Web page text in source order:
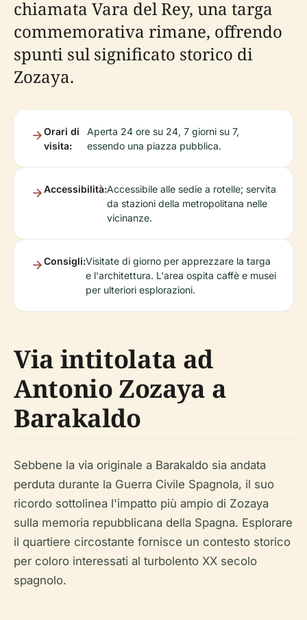
chiamata Vara del Rey, una targa
commemorativa rimane, offrendo
spunti sul significato storico di
Zozaya.
Orari di
visita:
Aperta 24 ore su 24, 7 giorni su 7,
essendo una piazza pubblica.
Accessibilità:Accessibile alle sedie a rotelle; servita
da stazioni della metropolitana nelle
vicinanze.
Consigli:Visitate di giorno per apprezzare la targa
e l'architettura. L'area ospita caffè e musei
per ulteriori esplorazioni.
Via intitolata ad
Antonio Zozaya a
Barakaldo
Sebbene la via originale a Barakaldo sia andata
perduta durante la Guerra Civile Spagnola, il suo
ricordo sottolinea l'impatto più ampio di Zozaya
sulla memoria repubblicana della Spagna. Esplorare
il quartiere circostante fornisce un contesto storico
per coloro interessati al turbolento XX secolo
spagnolo.